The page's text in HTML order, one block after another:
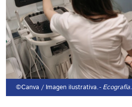
©Canva / Imagen ilustrativa.- Ecografía.